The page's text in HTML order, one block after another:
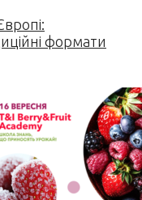
формати